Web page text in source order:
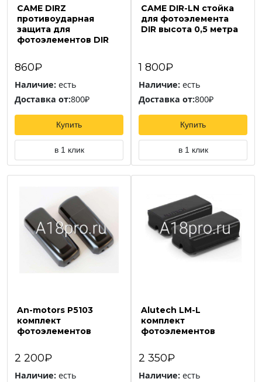
CAME DIRZ
противоударная
защита для
фотоэлементов DIR
860₽
Наличие: есть
Доставка от:800₽
Купить
в 1 клик
CAME DIR-LN стойка
для фотоэлементa
DIR высота 0,5 метра
1 800₽
Наличие: есть
Доставка от:800₽
Купить
в 1 клик
An-motors Р5103
комплект
фотоэлементов
2 200₽
Наличие: есть
Alutech LM-L
комплект
фотоэлементов
2 350₽
Наличие: есть